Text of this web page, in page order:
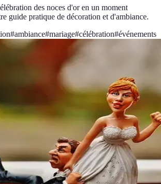
des noces d'or en un moment
guide pratique de décoration et d'ambiance.
#ambiance#mariage#célébration#événements